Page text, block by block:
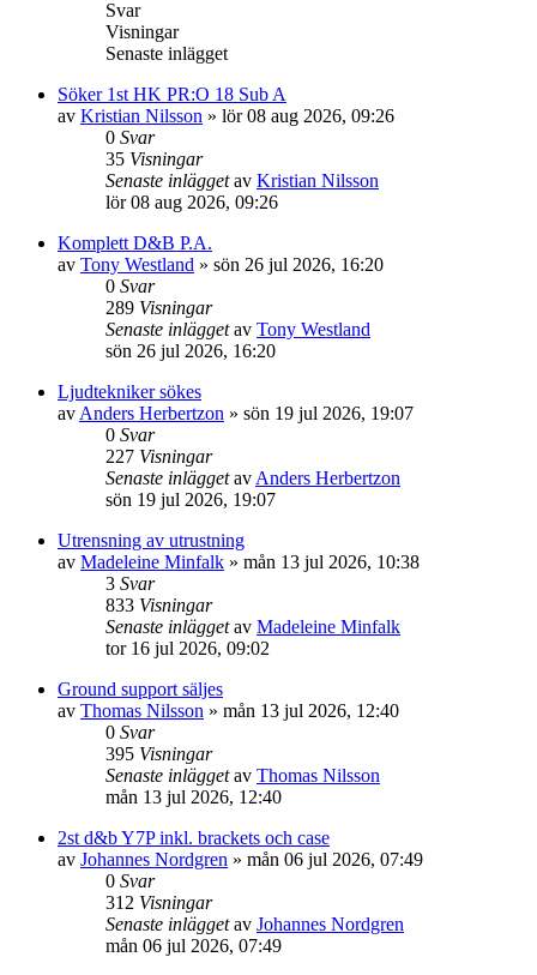
Svar
Visningar
Senaste inlägget
Söker 1st HK PR:O 18 Sub A
av Kristian Nilsson » lör 08 aug 2026, 09:26
0 Svar
35 Visningar
Senaste inläggetav Kristian Nilsson
lör 08 aug 2026, 09:26
Komplett D&B P.A.
av Tony Westland » sön 26 jul 2026, 16:20
0 Svar
289 Visningar
Senaste inläggetav Tony Westland
sön 26 jul 2026, 16:20
Ljudtekniker sökes
avAnders Herbertzon » sön 19 jul 2026, 19:07
0 Svar
227 Visningar
Senaste inläggetavAnders Herbertzon
sön 19 jul 2026, 19:07
Utrensning av utrustning
av Madeleine Minfalk » mån 13 jul 2026, 10:38
3 Svar
833 Visningar
Senaste inläggetav Madeleine Minfalk
tor 16 jul 2026, 09:02
Ground support säljes
av Thomas Nilsson » mån 13 jul 2026, 12:40
0 Svar
395 Visningar
Senaste inläggetav Thomas Nilsson
mån 13 jul 2026, 12:40
2st d&b Y7P inkl. brackets och case
av Johannes Nordgren » mån 06 jul 2026, 07:49
0 Svar
312 Visningar
Senaste inläggetav Johannes Nordgren
mån 06 jul 2026, 07:49